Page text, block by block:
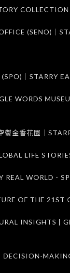
COLLECTION
(SENO)｜
｜STARRY
WORDS
鬱金香花園｜
LIFE
WORLD．
OF THE 21ST
INSIGHTS |
DECISION-